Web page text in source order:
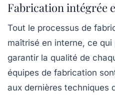
Fabrication intégrée
Tout le processus de
maîtrisé en interne, ce
garantir la qualité de
équipes de fabrication
aux dernières techniques